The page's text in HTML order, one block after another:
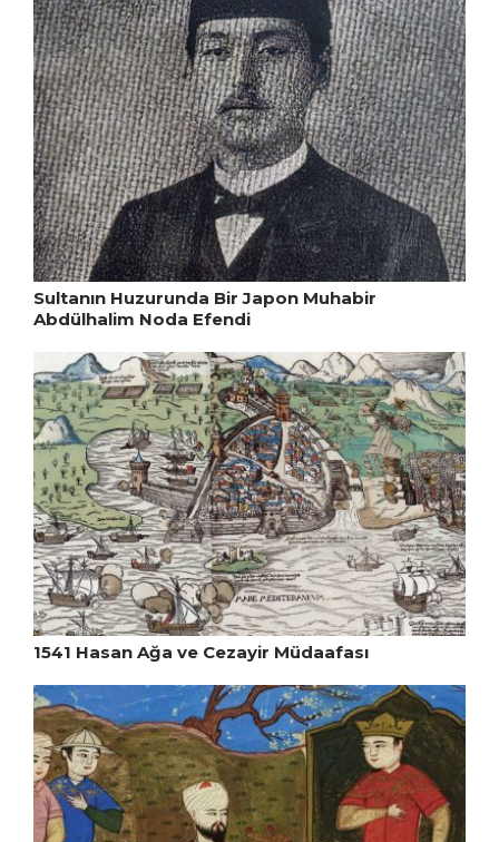
Sultanın Huzurunda Bir Japon Muhabir
Abdülhalim Noda Efendi
1541 Hasan Ağa ve Cezayir Müdaafası